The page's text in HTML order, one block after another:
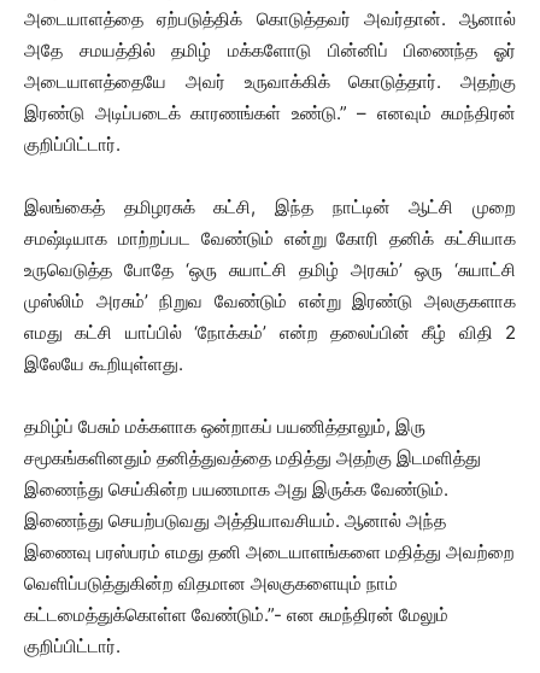
அடையாளத்தை ஏற்படுத்திக் கொடுத்தவர் அவர்தான். ஆனால்
அதே சமயத்தில் தமிழ் மக்களோடு பின்னிப் பிணைந்த ஓர்
அடையாளத்தையே அவர் உருவாக்கிக் கொடுத்தார். அதற்கு
இரண்டு அடிப்படைக் காரணங்கள் உண்டு.” – எனவும் சுமந்திரன்
குறிப்பிட்டார்.
இலங்கைத் தமிழரசுக் கட்சி, இந்த நாட்டின் ஆட்சி முறை
சமஷ்டியாக மாற்றப்பட வேண்டும் என்று கோரி தனிக் கட்சியாக
உருவெடுத்த போதே ‘ஒரு சுயாட்சி தமிழ் அரசும்’ ஒரு ‘சுயாட்சி
முஸ்லிம் அரசும்’ நிறுவ வேண்டும் என்று இரண்டு அலகுகளாக
எமது கட்சி யாப்பில் ‘நோக்கம்’ என்ற தலைப்பின் கீழ் விதி 2
இலேயே கூறியுள்ளது.
தமிழ்ப் பேசும் மக்களாக ஒன்றாகப் பயணித்தாலும், இரு
சமூகங்களினதும் தனித்துவத்தை மதித்து அதற்கு இடமளித்து
இணைந்து செய்கின்ற பயணமாக அது இருக்க வேண்டும்.
இணைந்து செயற்படுவது அத்தியாவசியம். ஆனால் அந்த
இணைவு பரஸ்பரம் எமது தனி அடையாளங்களை மதித்து அவற்றை
வெளிப்படுத்துகின்ற விதமான அலகுகளையும் நாம்
கட்டமைத்துக்கொள்ள வேண்டும்.”- என சுமந்திரன் மேலும்
குறிப்பிட்டார்.